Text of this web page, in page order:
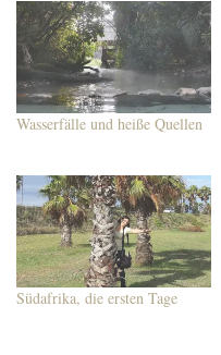
Wasserfälle und heiße Quellen
Südafrika, die ersten Tage